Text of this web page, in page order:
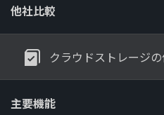
他社比較
クラウドストレージ
主要機能